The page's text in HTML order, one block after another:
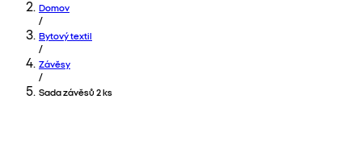
Domov
/
Bytový textil
/
Závěsy
/
Sada závěsů 2 ks